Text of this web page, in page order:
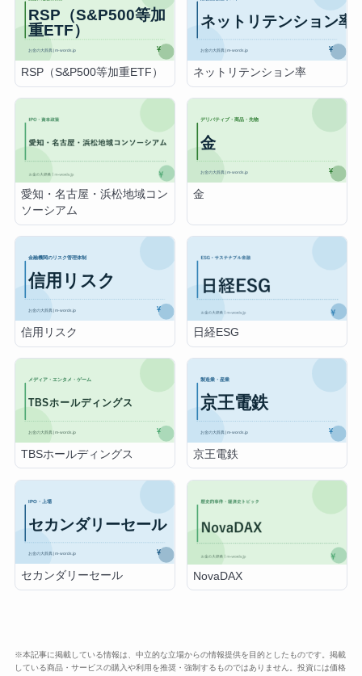
RSP（S&P500等加重ETF） ネットリテンション率
愛知・名古屋・浜松地域コン
ソーシアム
金
信用リスク 日経ESG
TBSホールディングス 京王電鉄
セカンダリーセール NovaDAX
※本記事に掲載している情報は、中立的な立場からの情報提供を目的としたものです。掲載
している商品・サービスの購入や利用を推奨・強制するものではありません。投資には価格